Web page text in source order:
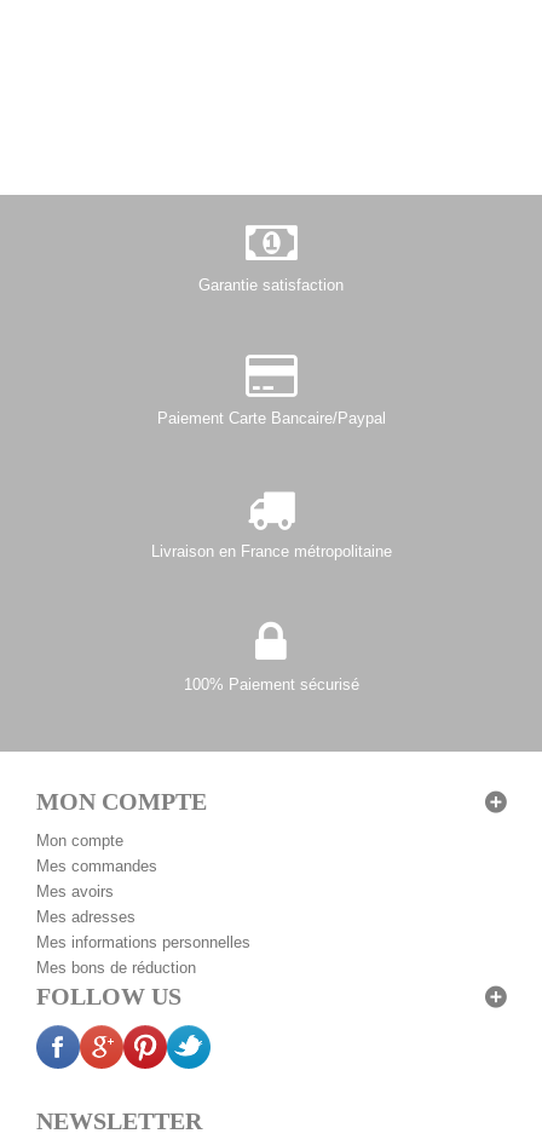
Garantie satisfaction
Paiement Carte Bancaire/Paypal
Livraison en France métropolitaine
100% Paiement sécurisé
MON COMPTE
Mon compte
Mes commandes
Mes avoirs
Mes adresses
Mes informations personnelles
Mes bons de réduction
FOLLOW US
NEWSLETTER